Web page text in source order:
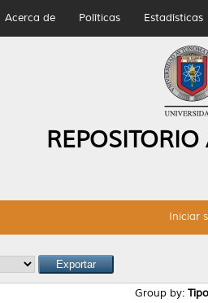
Acerca de Políticas Estadísticas
Iniciar
Group by: